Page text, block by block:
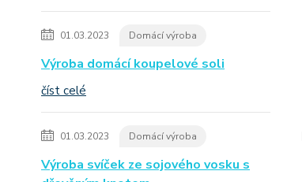
01.03.2023 Domácí výroba
Výroba domácí koupelové soli
číst celé
01.03.2023 Domácí výroba
Výroba svíček ze sojového vosku s